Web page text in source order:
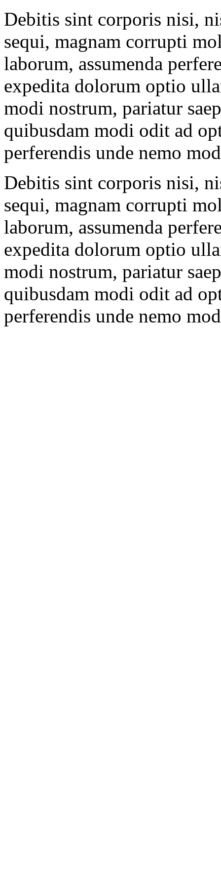
Debitis sint corporis nisi,
sequi, magnam corrupti
laborum, assumenda
expedita dolorum optio
modi nostrum, pariatur
quibusdam modi odit ad
perferendis unde nemo
Debitis sint corporis nisi,
sequi, magnam corrupti
laborum, assumenda
expedita dolorum optio
modi nostrum, pariatur
quibusdam modi odit ad
perferendis unde nemo